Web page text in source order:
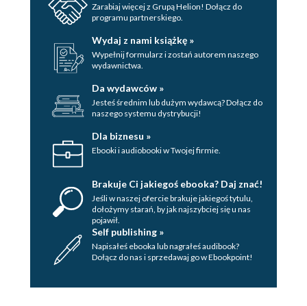
Zarabiaj więcej z Grupą Helion! Dołącz do
programu partnerskiego.
Wydaj z nami książkę »
Wypełnij formularz i zostań autorem naszego
wydawnictwa.
Da wydawców »
Jesteś średnim lub dużym wydawcą? Dołącz do
naszego systemu dystrybucji!
Dla biznesu »
Ebooki i audiobooki w Twojej firmie.
Brakuje Ci jakiegoś ebooka? Daj znać!
Jeśli w naszej ofercie brakuje jakiegoś tytulu,
dołożymy starań, by jak najszybciej się u nas
pojawił.
Self publishing »
Napisałeś ebooka lub nagrałeś audibook?
Dołącz do nas i sprzedawaj go w Ebookpoint!